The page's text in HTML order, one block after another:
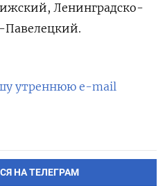
Ленинградско-
Павелецкий.
утреннюю e-mail
НА ТЕЛЕГРАМ